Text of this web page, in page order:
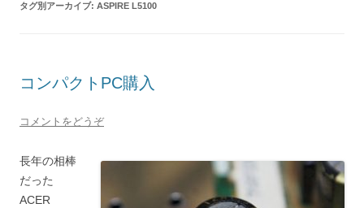
タグ別アーカイブ: ASPIRE L5100
コンパクトPC購入
コメントをどうぞ
長年の相棒
だった
ACER